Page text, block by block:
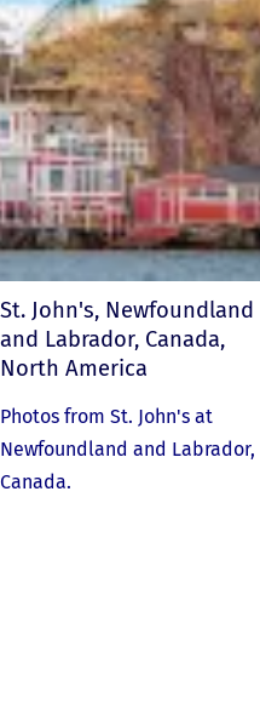
St. John's, Newfoundland
and Labrador, Canada,
North America
Photos from St. John's at
Newfoundland and Labrador,
Canada.